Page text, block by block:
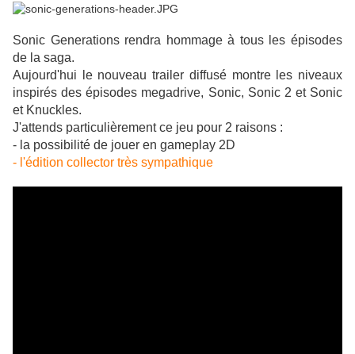
Sonic Generations rendra hommage à tous les épisodes
de la saga.
Aujourd'hui le nouveau trailer diffusé montre les niveaux
inspirés des épisodes megadrive, Sonic, Sonic 2 et Sonic
et Knuckles.
J'attends particulièrement ce jeu pour 2 raisons :
- la possibilité de jouer en gameplay 2D
- l'édition collector très sympathique